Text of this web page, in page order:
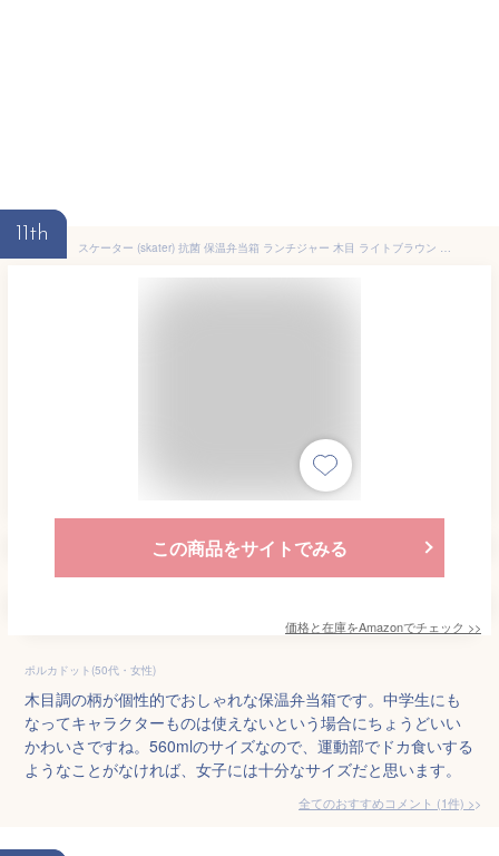
11th
スケーター (skater) 抗菌 保温弁当箱 ランチジャー 木目 ライトブラウン 560ml KCLJC6AG-A
この商品をサイトでみる
価格と在庫をAmazonでチェック >>
ポルカドット(50代・女性)
木目調の柄が個性的でおしゃれな保温弁当箱です。中学生にも
なってキャラクターものは使えないという場合にちょうどいい
かわいさですね。560mlのサイズなので、運動部でドカ食いする
ようなことがなければ、女子には十分なサイズだと思います。
全てのおすすめコメント (1件) >